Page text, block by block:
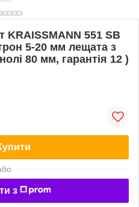
KRAISSMANN 551 SB
5-20 мм лещата з
80 мм, гарантія 12 )
з